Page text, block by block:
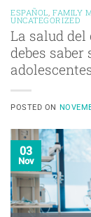
ESPAÑOL ,FAMILY
UNCATEGORIZED
La salud del
debes
POSTED ON
03
Nov